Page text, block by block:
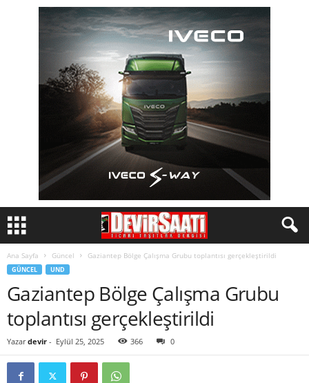
Ana Sayfa Güncel Gaziantep Bölge Çalışma Grubu toplantısı gerçekleştirildi
GÜNCEL UND
Gaziantep Bölge Çalışma Grubu
toplantısı gerçekleştirildi
Yazar devir - Eylül 25, 2025 366 0